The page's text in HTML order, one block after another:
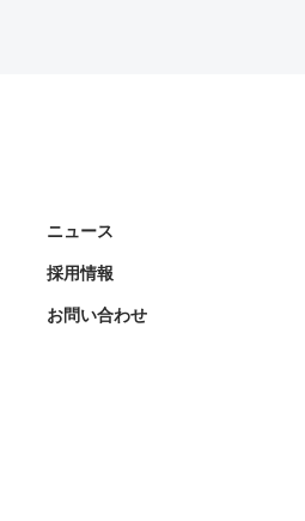
ニュース
採用情報
お問い合わせ